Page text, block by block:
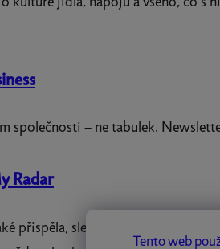
Tento web
společnosti – ne tabulek.
Radar
přispěla, sleduje kulturní